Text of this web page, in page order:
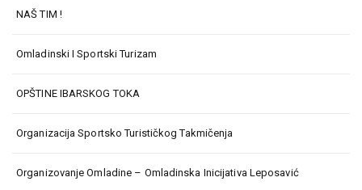
NAŠ TIM !
Omladinski I Sportski Turizam
OPŠTINE IBARSKOG TOKA
Organizacija Sportsko Turističkog Takmičenja
Organizovanje Omladine – Omladinska Inicijativa Leposavić